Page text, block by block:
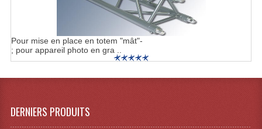
Câblage Electrique
Câble Rallonge DMX512 MIDI
Câbles Module, Cables Audio
Câble Multi-Paires Audio
Connectiques, Prises Etc...
Pour mise en place en totem "mât"-
; pour appareil photo en gra ..
DERNIERS PRODUITS